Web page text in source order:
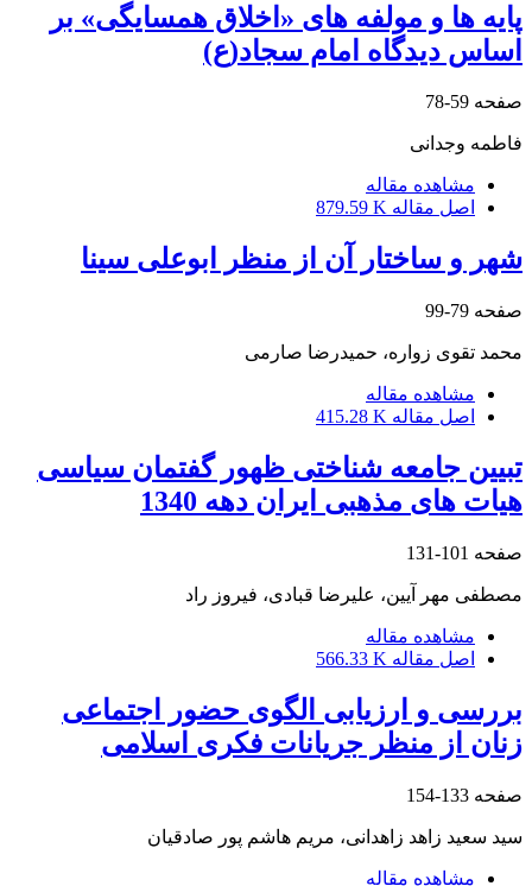
پایه ها و مولفه های «اخلاق همسایگی» بر
اساس دیدگاه امام سجاد(ع)‌
صفحه 59-78
فاطمه وجدانی
مشاهده مقاله
اصل مقاله 879.59 K
شهر و ساختار آن از منظر ابوعلی سینا
صفحه 79-99
محمد تقوی زواره، حمیدرضا صارمی
مشاهده مقاله
اصل مقاله 415.28 K
تبیین جامعه شناختی ظهور گفتمان سیاسی
هیات های مذهبی ایران دهه 1340
صفحه 101-131
مصطفی مهر آیین، علیرضا قبادی، فیروز راد
مشاهده مقاله
اصل مقاله 566.33 K
بررسی و ارزیابی الگوی حضور اجتماعی
زنان از منظر جریانات فکری اسلامی
صفحه 133-154
سید سعید زاهد زاهدانی، مریم هاشم پور صادقیان
مشاهده مقاله